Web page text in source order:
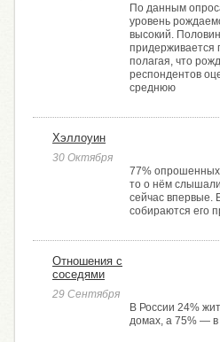
По данным
уровень
высокий.
придерживается
полагая, что
респондентов
среднюю
Хэллоуин
30 Октября
77%
то о нём
сейчас впервые.
собираются его
Отношения с
соседями
29 Сентября
В России 24%
домах, а 75% — в